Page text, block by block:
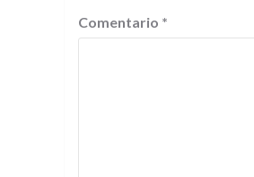
Comentario *